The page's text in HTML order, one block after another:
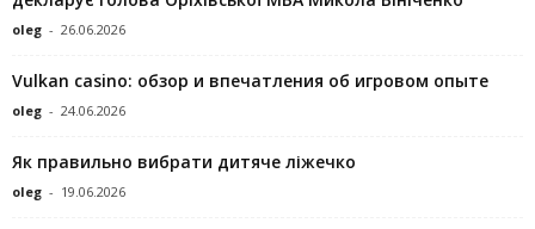
oleg - 26.06.2026
Vulkan casino: обзор и впечатления об игровом опыте
oleg - 24.06.2026
Як правильно вибрати дитяче ліжечко
oleg - 19.06.2026